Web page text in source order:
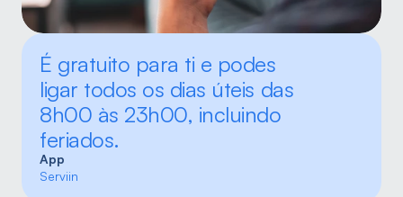
É gratuito para ti e podes
ligar todos os dias úteis das
8h00 às 23h00, incluindo
feriados.
App
Serviin